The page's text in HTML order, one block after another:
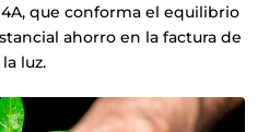
que conforma el equilibrio
ahorro en la factura de
la luz.